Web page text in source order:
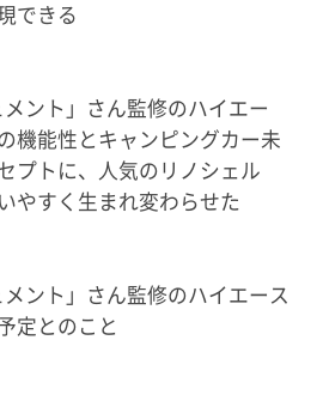
できる
ント」さん監修のハイエー
機能性とキャンピングカー未
プトに、人気のリノシェル
やすく生まれ変わらせた
ント」さん監修のハイエース
定とのこと